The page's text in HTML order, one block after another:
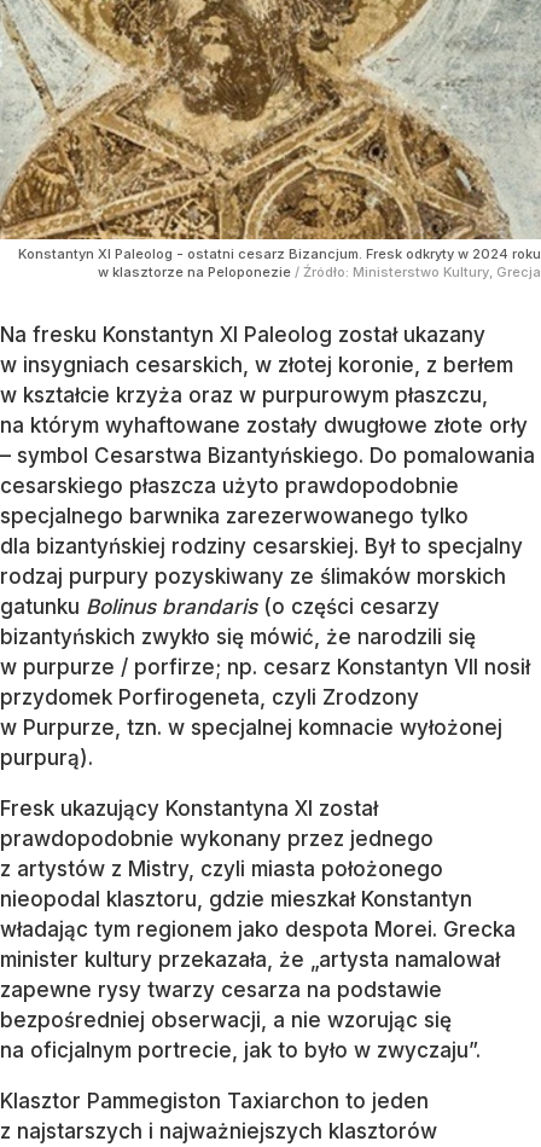
Konstantyn XI Paleolog - ostatni cesarz Bizancjum. Fresk odkryty w 2024 roku
w klasztorze na Peloponezie / Źródło: Ministerstwo Kultury, Grecja
Na fresku Konstantyn XI Paleolog został ukazany
w insygniach cesarskich, w złotej koronie, z berłem
w kształcie krzyża oraz w purpurowym płaszczu,
na którym wyhaftowane zostały dwugłowe złote orły
– symbol Cesarstwa Bizantyńskiego. Do pomalowania
cesarskiego płaszcza użyto prawdopodobnie
specjalnego barwnika zarezerwowanego tylko
dla bizantyńskiej rodziny cesarskiej. Był to specjalny
rodzaj purpury pozyskiwany ze ślimaków morskich
gatunku Bolinus brandaris (o części cesarzy
bizantyńskich zwykło się mówić, że narodzili się
w purpurze / porfirze; np. cesarz Konstantyn VII nosił
przydomek Porfirogeneta, czyli Zrodzony
w Purpurze, tzn. w specjalnej komnacie wyłożonej
purpurą).
Fresk ukazujący Konstantyna XI został
prawdopodobnie wykonany przez jednego
z artystów z Mistry, czyli miasta położonego
nieopodal klasztoru, gdzie mieszkał Konstantyn
władając tym regionem jako despota Morei. Grecka
minister kultury przekazała, że „artysta namalował
zapewne rysy twarzy cesarza na podstawie
bezpośredniej obserwacji, a nie wzorując się
na oficjalnym portrecie, jak to było w zwyczaju”.
Klasztor Pammegiston Taxiarchon to jeden
z najstarszych i najważniejszych klasztorów